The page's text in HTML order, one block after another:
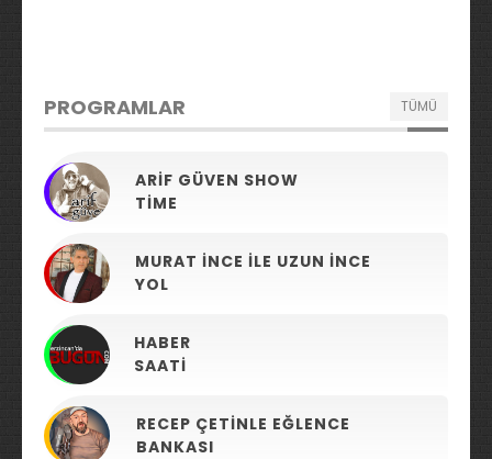
PROGRAMLAR TÜMÜ
ARIF GÜVEN SHOW
TIME
MURAT İNCE ILE UZUN İNCE
YOL
HABER
SAATI
RECEP ÇETINLE EĞLENCE
BANKASI